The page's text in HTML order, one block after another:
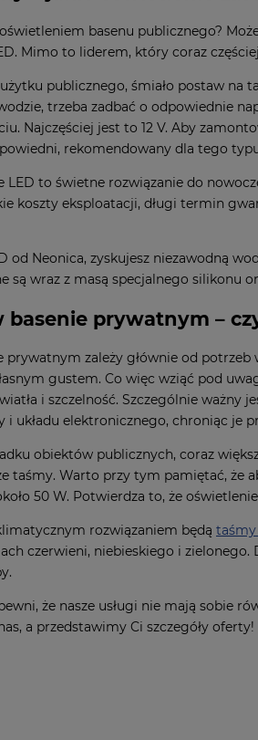
basenu publicznego?
Mimo to liderem, który coraz
publicznego, śmiało postaw na
trzeba zadbać o odpowiednie
Najczęściej jest to 12 V. Aby
rekomendowany dla tego
LED to świetne rozwiązanie do
koszty eksploatacji, długi termin
od Neonica, zyskujesz niezawodną
są wraz z masą specjalnego silikonu
basenie prywatnym –
prywatnym zależy głównie od
gustem. Co więc wziąć pod
i szczelność. Szczególnie ważny
układu elektronicznego, chroniąc je
obiektów publicznych, coraz
taśmy. Warto przy tym pamiętać, że
50 W. Potwierdza to, że
rozwiązaniem będą taśmy
czerwieni, niebieskiego i
że nasze usługi nie mają sobie
a przedstawimy Ci szczegóły oferty!